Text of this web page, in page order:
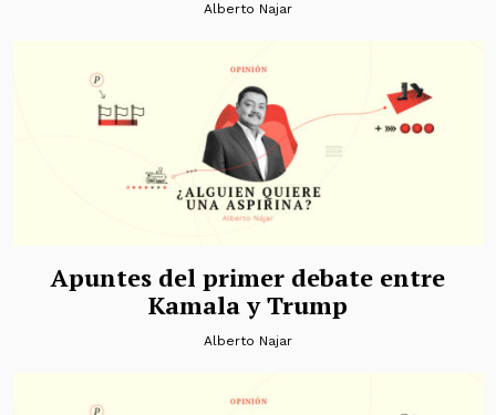
Alberto Najar
Apuntes del primer debate entre
Kamala y Trump
Alberto Najar